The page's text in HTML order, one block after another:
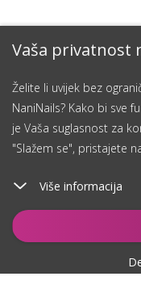
Vaša privatnost
Želite li uvijek bez
NaniNails? Kako bi sve
je Vaša suglasnost za
"Slažem se", pristajete
Više informacija